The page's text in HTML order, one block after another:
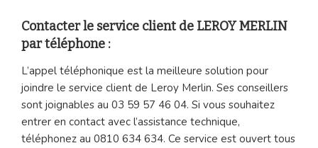
Contacter le service client de LEROY MERLIN
par téléphone :
L’appel téléphonique est la meilleure solution pour
joindre le service client de Leroy Merlin. Ses conseillers
sont joignables au 03 59 57 46 04. Si vous souhaitez
entrer en contact avec l’assistance technique,
téléphonez au 0810 634 634. Ce service est ouvert tous